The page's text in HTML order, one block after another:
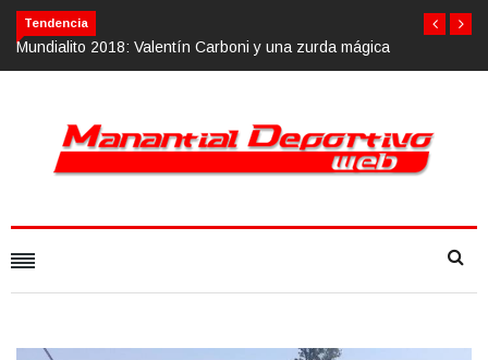
Tendencia
y una zurda mágica Calvario Race 2018, 10 de noviembre